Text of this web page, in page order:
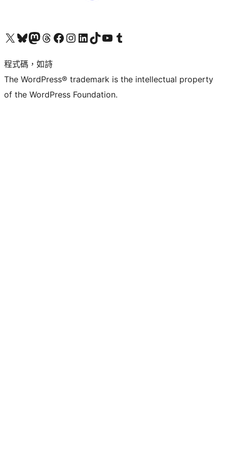
查看我們的 X (之前的 Twitter) 帳號造訪我們的 Bluesky 帳號造訪我們的 Mastodon 帳號造訪我們的 Threads 帳號 造訪我們的 Facebook 粉絲專頁Visit our Instagram account
Visit our LinkedIn account
造訪我們的 TikTok 帳號Visit our YouTube channel
造訪我們的 Tumblr 帳號
程式碼，如詩
The WordPress® trademark is the intellectual property
of the WordPress Foundation.